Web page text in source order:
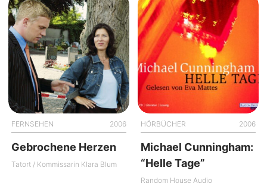
FERNSEHEN 2006
Gebrochene Herzen
Tatort / Kommissarin Klara Blum
HÖRBÜCHER 2006
Michael Cunningham:
“Helle Tage”
Random House Audio